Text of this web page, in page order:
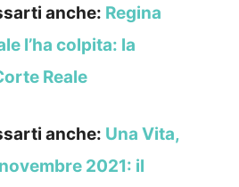
anche: Regina
l’ha colpita: la
Reale
anche: Una Vita,
2021: il